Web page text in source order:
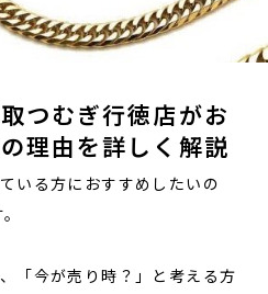
つむぎ行徳店がお
理由を詳しく解説
いる方におすすめしたいの
「今が売り時？」と考える方